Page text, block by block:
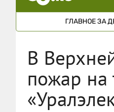
ГЛАВНОЕ ЗА
В
пожар на